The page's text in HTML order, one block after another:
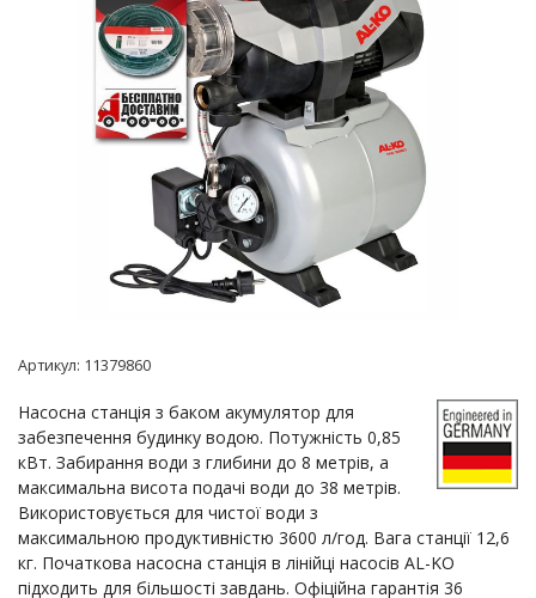
Артикул: 11379860
Насосна станція з баком акумулятор для
забезпечення будинку водою. Потужність 0,85
кВт. Забирання води з глибини до 8 метрів, а
максимальна висота подачі води до 38 метрів.
Використовується для чистої води з
максимальною продуктивністю 3600 л/год. Вага станції 12,6
кг. Початкова насосна станція в лінійці насосів AL-KO
підходить для більшості завдань. Офіційна гарантія 36